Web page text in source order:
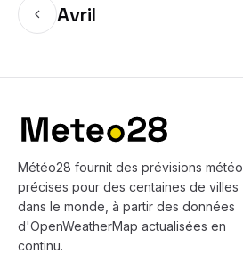
Avril
Météo28 fournit des prévisions météo
précises pour des centaines de villes
dans le monde, à partir des données
d'OpenWeatherMap actualisées en
continu.